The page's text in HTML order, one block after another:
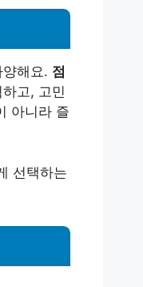
해요. 점
고, 고민
아니라 즐
선택하는